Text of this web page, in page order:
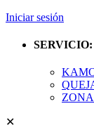
Iniciar sesión
SERVICIO:
✕